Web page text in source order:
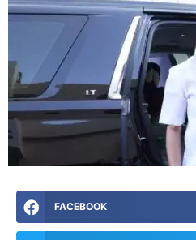
FACEBOOK